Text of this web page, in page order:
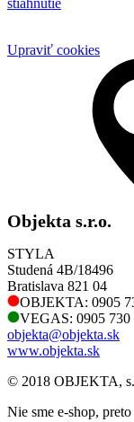
stiahnutie
Upraviť cookies
Objekta s.r.o.
STYLA
Studená 4B/18496
Bratislava 821 04
OBJEKTA: 0905
VEGAS: 0905 730
objekta@objekta.sk
www.objekta.sk
© 2018 OBJEKTA,
Nie sme e-shop,